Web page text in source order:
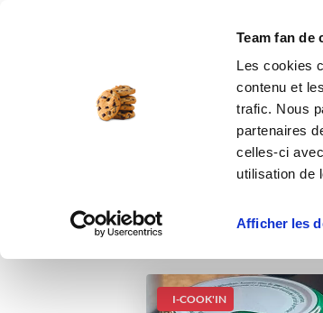
Team fan de
Les cookies
contenu et
trafic. Nous
partenaires
celles-ci
utilisation de
Afficher les
I-COOK'IN